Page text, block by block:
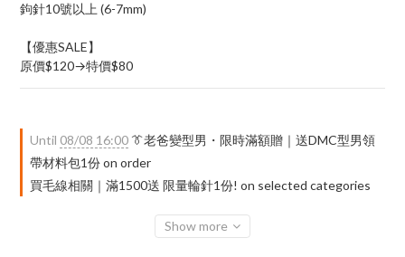
鉤針10號以上 (6-7mm)
【優惠SALE】
原價$120→特價$80
Until 08/08 16:00 👔老爸變型男・限時滿額贈｜送DMC型男領
帶材料包1份 on order
買毛線相關｜滿1500送 限量輪針1份! on selected categories
Show more